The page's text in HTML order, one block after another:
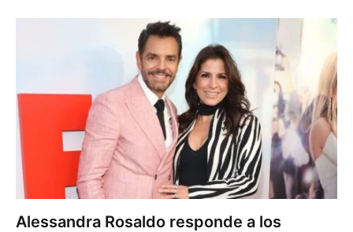
Alessandra Rosaldo responde a los